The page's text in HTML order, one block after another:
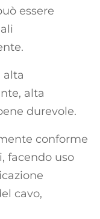
essere
alta
alta
durevole.
conforme
facendo uso
cavo,